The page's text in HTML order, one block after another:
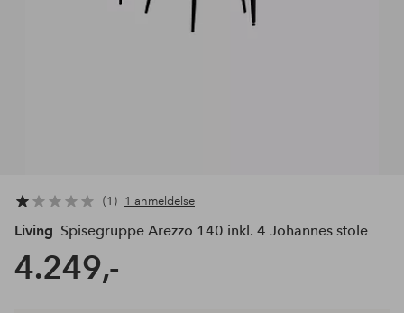
1 1 anmeldelse
Living Spisegruppe Arezzo 140 inkl. 4 Johannes stole
4.249,-